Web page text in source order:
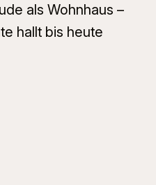
als Wohnhaus –
hallt bis heute